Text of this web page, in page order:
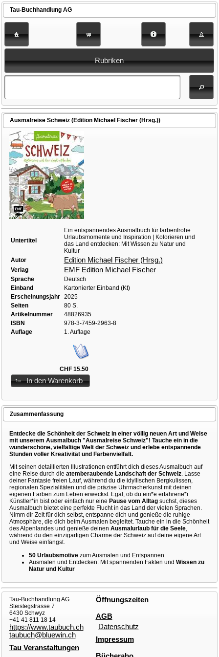
Tau-Buchhandlung AG
Rubriken
Ausmalreise Schweiz (Edition Michael Fischer (Hrsg.))
Untertitel
Ein entspannendes Ausmalbuch für farbenfrohe
Urlaubsmomente und Inspiration | Kolorieren und
das Land entdecken: Mit Wissen zu Natur und
Kultur
Autor
Edition Michael Fischer (Hrsg.)
Verlag EMF Edition Michael Fischer
Sprache
Deutsch
Einband
Kartonierter Einband (Kt)
Erscheinungsjahr
2025
Seiten
80 S.
Artikelnummer
48826935
ISBN
978-3-7459-2963-8
Auflage
1. Auflage
CHF 15.50
In den Warenkorb
Zusammenfassung
Entdecke die Schönheit der Schweiz in einer völlig neuen Art und Weise
mit unserem Ausmalbuch "Ausmalreise Schweiz"! Tauche ein in die
wunderschöne, vielfältige Welt der Schweiz und erlebe entspannende
Stunden voller Kreativität und Farbenvielfalt.
Mit seinen detaillierten Illustrationen entführt dich dieses Ausmalbuch auf
eine Reise durch die atemberaubende Landschaft der Schweiz. Lasse
deiner Fantasie freien Lauf, während du die idyllischen Bergkulissen,
regionalen Spezialitäten und die präzise Uhrmacherkunst mit deinen
eigenen Farben zum Leben erweckst. Egal, ob du ein*e erfahrene*r
Künstler*in bist oder einfach nur eine Pause vom Alltagsuchst, dieses
Ausmalbuch bietet eine perfekte Flucht in das Land der vielen Sprachen.
Nimm dir Zeit für dich selbst, entspanne dich und genieße die ruhige
Atmosphäre, die dich beim Ausmalen begleitet. Tauche ein in die Schönheit
des Alpenlandes und genieße deinen Ausmalurlaub für die Seele,
während du den einzigartigen Charme der Schweiz auf deine eigene Art
und Weise einfängst.
50 Urlaubsmotivezum Ausmalen und Entspannen
Ausmalen und Entdecken: Mit spannenden Fakten und Wissen zu
Natur und Kultur
Tau-Buchhandlung AG
Steistegstrasse 7
6430 Schwyz
+41 41 811 18 14
https://www.taubuch.ch
taubuch@bluewin.ch
Öffnungszeiten
AGB
Datenschutz
Impressum
Tau Veranstaltungen